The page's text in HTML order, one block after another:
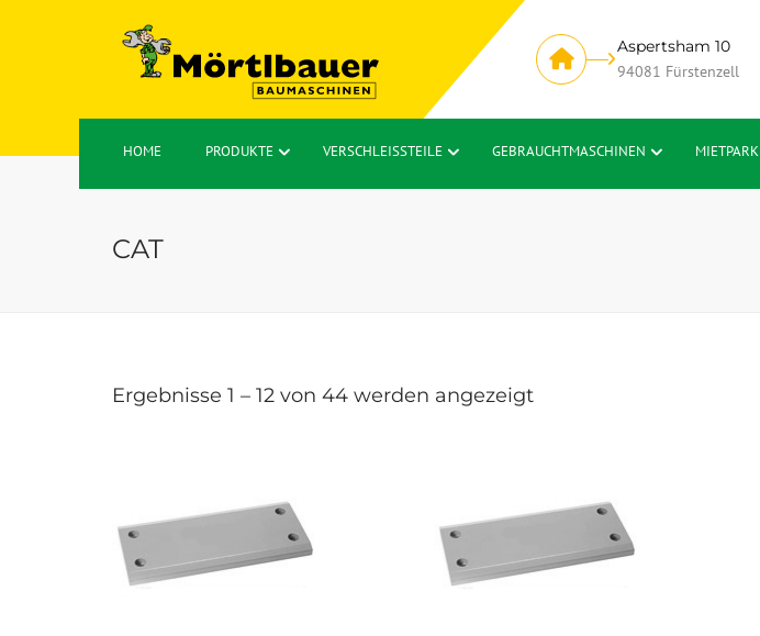
Aspertsham 10
94081 Fürstenzell
HOME PRODUKTE VERSCHLEISSTEILE GEBRAUCHTMASCHINEN MIETPARK
CAT
Ergebnisse 1 – 12 von 44 werden angezeigt